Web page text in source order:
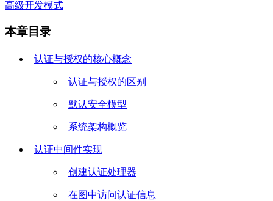
高级开发模式
本章目录
认证与授权的核心概念
认证与授权的区别
默认安全模型
系统架构概览
认证中间件实现
创建认证处理器
在图中访问认证信息